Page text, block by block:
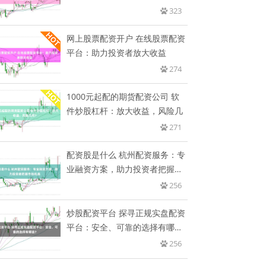
323
网上股票配资开户 在线股票配资
平台：助力投资者放大收益
274
1000元起配的期货配资公司 软
件炒股杠杆：放大收益，风险几
271
配资股是什么 杭州配资服务：专
业融资方案，助力投资者把握市
256
炒股配资平台 探寻正规实盘配资
平台：安全、可靠的选择有哪
256